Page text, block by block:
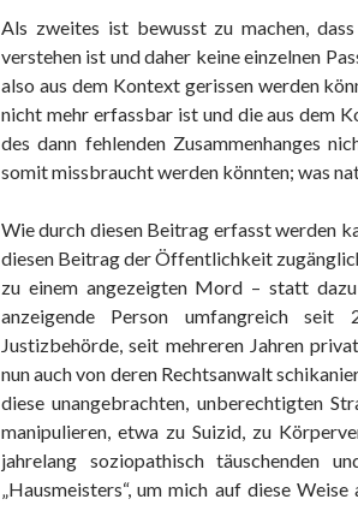
Als zweites ist bewusst zu machen,
verstehen ist und daher keine einzelnen
also aus dem Kontext gerissen werden
nicht mehr erfassbar ist und die aus dem
des dann fehlenden Zusammenhanges
somit missbraucht werden könnten; was
Wie durch diesen Beitrag erfasst werden
diesen Beitrag der Öffentlichkeit
zu einem angezeigten Mord – statt
anzeigende Person umfangreich seit
Justizbehörde, seit mehreren Jahren
nun auch von deren Rechtsanwalt
diese unangebrachten, unberechtigten
manipulieren, etwa zu Suizid, zu
jahrelang soziopathisch täuschenden
„Hausmeisters“, um mich auf diese